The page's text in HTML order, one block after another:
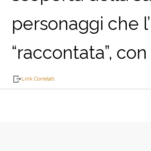
personaggi che
“raccontata”,
Link Correlati